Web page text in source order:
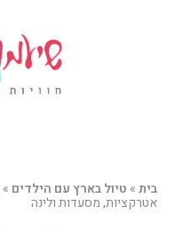
בית» טיול בארץ עם הילדים »
אטרקציות, מסעדות ולינה